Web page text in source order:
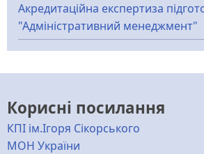
Акредитаційна експертиза
"Адміністративний менеджмент"
Корисні посилання
КПІ ім.Ігоря Сікорського
МОН України